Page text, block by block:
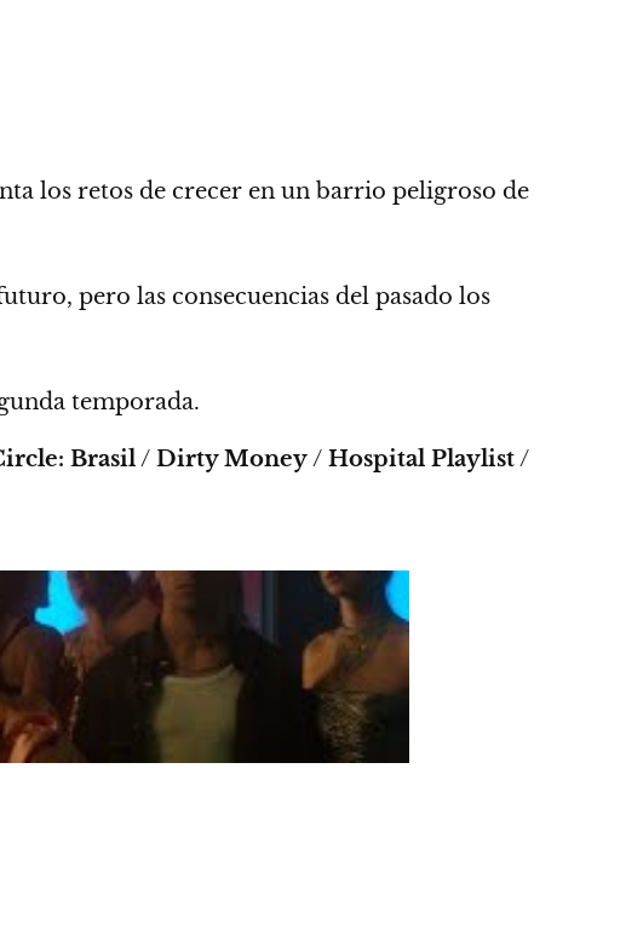
los retos de crecer en un barrio peligroso de
pero las consecuencias del pasado los
temporada.
Brasil/ Dirty Money/ Hospital Playlist/